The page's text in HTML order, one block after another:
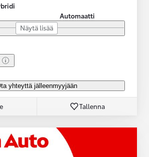
Automaatti
Näytä lisää
yhteyttä jälleenmyyjään
Tallenna